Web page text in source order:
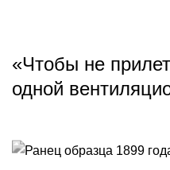
«Чтобы не
одной